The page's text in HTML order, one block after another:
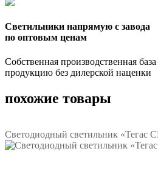
Светильники напрямую с завода
по оптовым ценам
Собственная производственная
продукцию без дилерской наценки
похожие товары
Светодиодный светильник «Тегас